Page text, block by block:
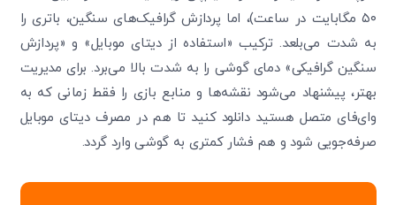
۵۰ مگابایت در ساعت)، اما پردازش گرافیک‌های سنگین، باتری را
به شدت می‌بلعد. ترکیب «استفاده از دیتای موبایل» و «پردازش
سنگین گرافیکی» دمای گوشی را به شدت بالا می‌برد. برای مدیریت
بهتر، پیشنهاد می‌شود نقشه‌ها و منابع بازی را فقط زمانی که به
وای‌فای متصل هستید دانلود کنید تا هم در مصرف دیتای موبایل
صرفه‌جویی شود و هم فشار کمتری به گوشی وارد گردد.